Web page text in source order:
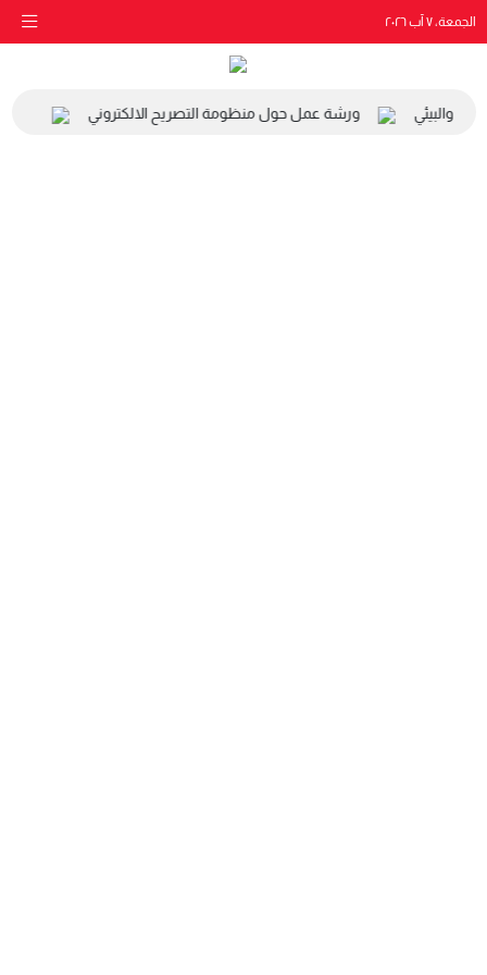
الجمعة، ٧ آب ٢٠٢٦
والبيئي ورشة عمل حول منظومة التصريح الالكتروني